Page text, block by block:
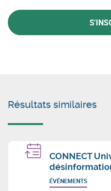
Résultats similaires
CONNECT
ÉVÉNEMENTS